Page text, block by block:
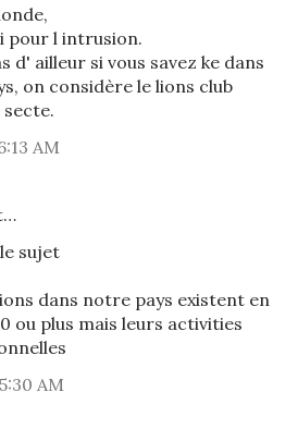
pour l intrusion.
d' ailleur si vous savez ke dans
on considère le lions club
AM
sujet
dans notre pays existent en
ou plus mais leurs activities
AM